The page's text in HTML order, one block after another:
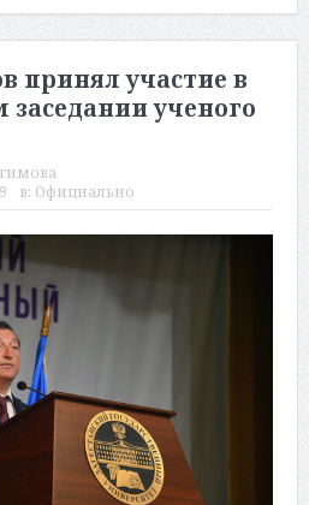
принял участие в
ученого
в: Официально